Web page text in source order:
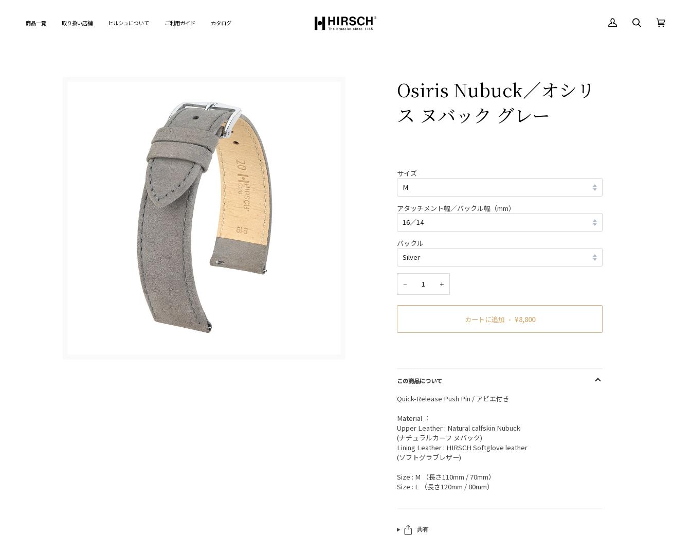
商品一覧 取り扱い店舗 ヒルシュについて ご利用ガイド カタログ
ア
絞
カ
Osiris Nubuck／オシリ
ス ヌバック グレー
サイズ
アタッチメント幅／バックル幅（mm）
バックル
− +
カートに追加 • ¥8,800
この商品について
Quick-Release Push Pin / アビエ付き
Material ：
Upper Leather : Natural calfskin Nubuck
(ナチュラルカーフ ヌバック)
Lining Leather : HIRSCH Softglove leather
(ソフトグラブレザー)
Size : M （長さ110mm / 70mm）
Size : L （長さ120mm / 80mm）
共有